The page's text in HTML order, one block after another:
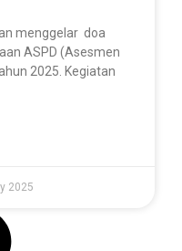
menggelar doa
ASPD (Asesmen
2025. Kegiatan
2025